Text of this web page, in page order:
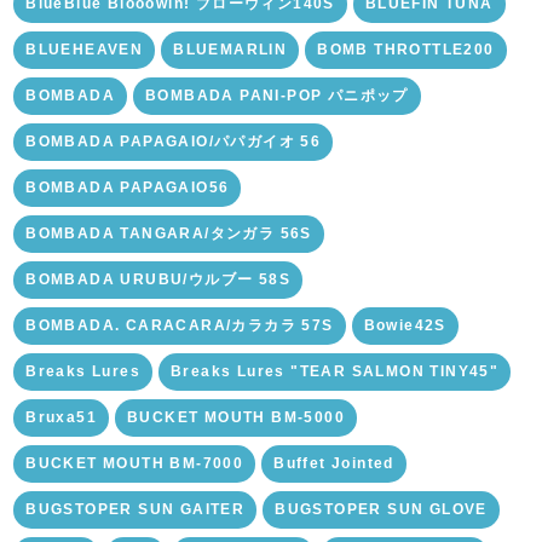
BlueBlue Blooowin! ブローウィン140S BLUEFIN TUNA
BLUEHEAVEN BLUEMARLIN BOMB THROTTLE200
BOMBADA BOMBADA PANI-POP パニポップ
BOMBADA PAPAGAIO/パパガイオ 56
BOMBADA PAPAGAIO56
BOMBADA TANGARA/タンガラ 56S
BOMBADA URUBU/ウルブー 58S
BOMBADA. CARACARA/カラカラ 57S Bowie42S
Breaks Lures Breaks Lures "TEAR SALMON TINY45"
Bruxa51 BUCKET MOUTH BM-5000
BUCKET MOUTH BM-7000 Buffet Jointed
BUGSTOPER SUN GAITER BUGSTOPER SUN GLOVE